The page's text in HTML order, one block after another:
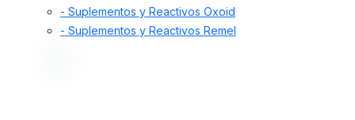
- Suplementos y Reactivos Oxoid
- Suplementos y Reactivos Remel